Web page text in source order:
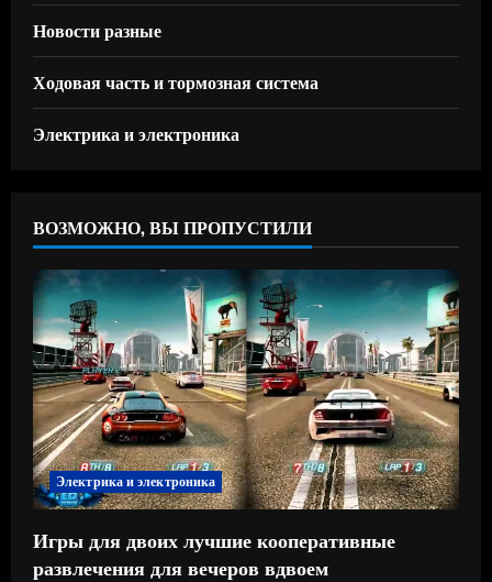
Новости разные
Ходовая часть и тормозная система
Электрика и электроника
ВОЗМОЖНО, ВЫ ПРОПУСТИЛИ
Электрика и электроника
Игры для двоих лучшие кооперативные
развлечения для вечеров вдвоем